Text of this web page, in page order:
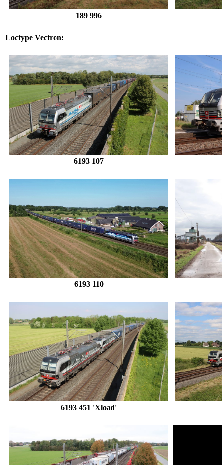
189 996
Loctype Vectron:
6193 107
6193 110
6193 451 'Xload'